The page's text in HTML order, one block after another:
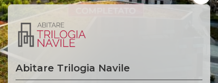
Abitare Trilogia Navile